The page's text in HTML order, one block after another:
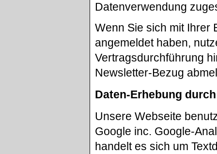
Datenverwendung
Wenn Sie sich mit Ihrer
angemeldet haben,
Vertragsdurchführung
Newsletter-Bezug
Daten-Erhebung
Unsere Webseite
Google inc. Google-
handelt es sich um